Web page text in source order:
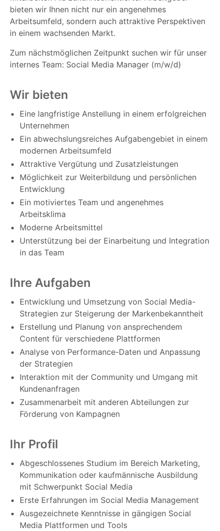
bieten wir Ihnen nicht nur ein angenehmes
Arbeitsumfeld, sondern auch attraktive Perspektiven
in einem wachsenden Markt.
Zum nächstmöglichen Zeitpunkt suchen wir für unser
internes Team: Social Media Manager (m/w/d)
Wir bieten
Eine langfristige Anstellung in einem erfolgreichen
Unternehmen
Ein abwechslungsreiches Aufgabengebiet in einem
modernen Arbeitsumfeld
Attraktive Vergütung und Zusatzleistungen
Möglichkeit zur Weiterbildung und persönlichen
Entwicklung
Ein motiviertes Team und angenehmes
Arbeitsklima
Moderne Arbeitsmittel
Unterstützung bei der Einarbeitung und Integration
in das Team
Ihre Aufgaben
Entwicklung und Umsetzung von Social Media-
Strategien zur Steigerung der Markenbekanntheit
Erstellung und Planung von ansprechendem
Content für verschiedene Plattformen
Analyse von Performance-Daten und Anpassung
der Strategien
Interaktion mit der Community und Umgang mit
Kundenanfragen
Zusammenarbeit mit anderen Abteilungen zur
Förderung von Kampagnen
Ihr Profil
Abgeschlossenes Studium im Bereich Marketing,
Kommunikation oder kaufmännische Ausbildung
mit Schwerpunkt Social Media
Erste Erfahrungen im Social Media Management
Ausgezeichnete Kenntnisse in gängigen Social
Media Plattformen und Tools